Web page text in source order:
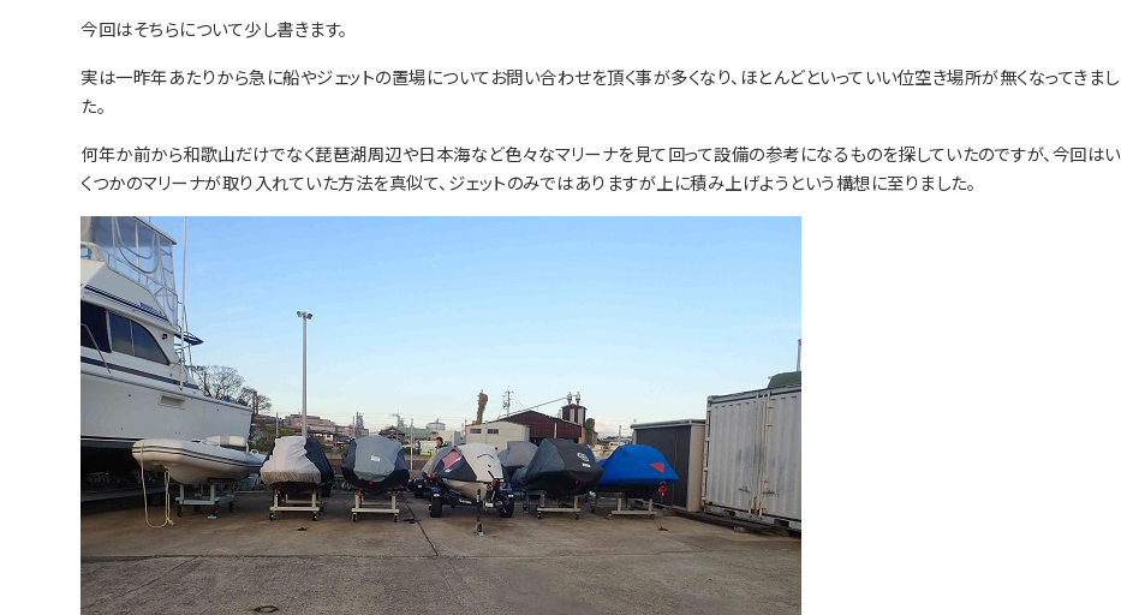
今回はそちらについて少し書きます。
実は一昨年あたりから急に船やジェットの置場についてお問い合わせを頂く事が多くなり、ほとんどといっていい位空き場所が無くなってきまし
た。
何年か前から和歌山だけでなく琵琶湖周辺や日本海など色々なマリーナを見て回って設備の参考になるものを探していたのですが、今回はい
くつかのマリーナが取り入れていた方法を真似て、ジェットのみではありますが上に積み上げようという構想に至りました。